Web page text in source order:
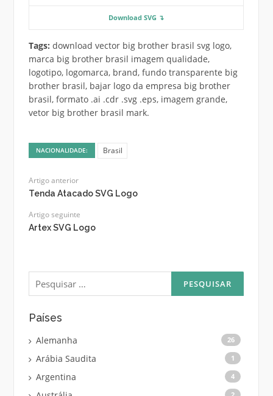
Download SVG ↴
Tags: download vector big brother brasil svg logo,
marca big brother brasil imagem qualidade,
logotipo, logomarca, brand, fundo transparente big
brother brasil, bajar logo da empresa big brother
brasil, formato .ai .cdr .svg .eps, imagem grande,
vetor big brother brasil mark.
NACIONALIDADE: Brasil
Artigo anterior
Tenda Atacado SVG Logo
Artigo seguinte
Artex SVG Logo
Pesquisar
por:
Países
Alemanha 26
Arábia Saudita 1
Argentina 4